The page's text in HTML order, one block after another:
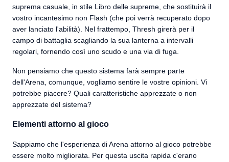
suprema casuale, in stile Libro delle supreme, che sostituirà il
vostro incantesimo non Flash (che poi verrà recuperato dopo
aver lanciato l'abilità). Nel frattempo, Thresh girerà per il
campo di battaglia scagliando la sua lanterna a intervalli
regolari, fornendo così uno scudo e una via di fuga.
Non pensiamo che questo sistema farà sempre parte
dell'Arena, comunque, vogliamo sentire le vostre opinioni. Vi
potrebbe piacere? Quali caratteristiche apprezzate o non
apprezzate del sistema?
Elementi attorno al gioco
Sappiamo che l'esperienza di Arena attorno al gioco potrebbe
essere molto migliorata. Per questa uscita rapida c'erano